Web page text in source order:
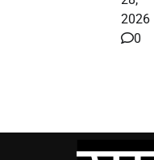
2026
0